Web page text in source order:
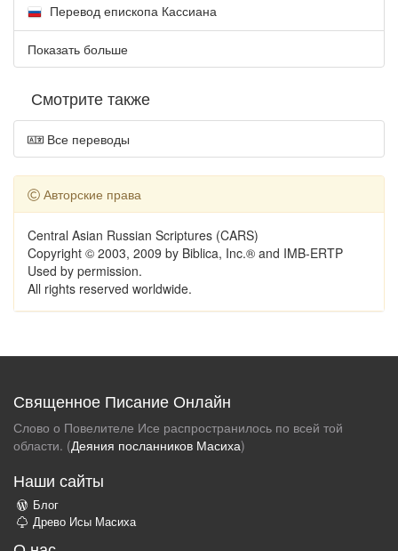
Перевод епископа Кассиана
Показать больше
Смотрите также
Все переводы
Авторские права
Central Asian Russian Scriptures (CARS)
Copyright © 2003, 2009 by Biblica, Inc.® and IMB-ERTP
Used by permission.
All rights reserved worldwide.
Священное Писание Онлайн
Слово о Повелителе Исе распространилось по всей той
области. (Деяния посланников Масиха)
Наши сайты
Блог
Древо Исы Масиха